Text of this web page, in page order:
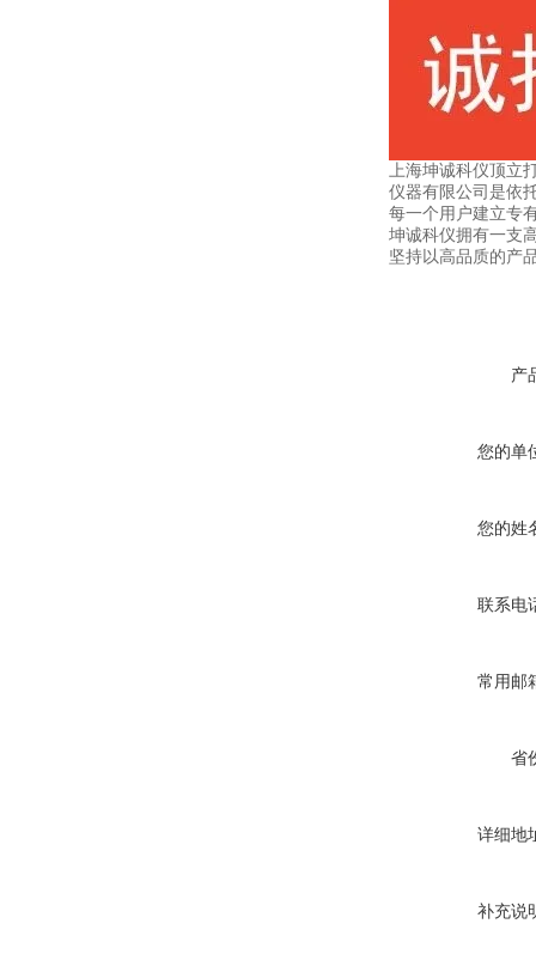
上海坤诚科仪顶立
仪器有限公司是依
每一个用户建立专
坤诚科仪拥有一支
坚持以高品质的产
产
您的单
您的姓
联系电
常用邮
省
详细地
补充说